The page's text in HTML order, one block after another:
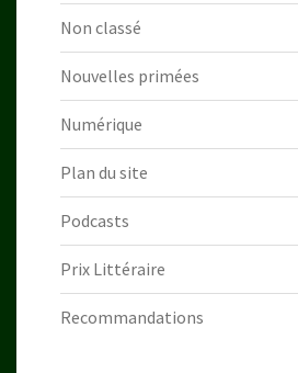
Non classé
Nouvelles primées
Numérique
Plan du site
Podcasts
Prix Littéraire
Recommandations